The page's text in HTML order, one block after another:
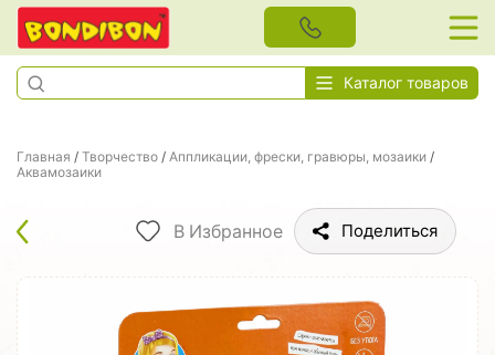
Каталог товаров
Главная / Творчество / Аппликации, фрески, гравюры, мозаики /
Аквамозаики
В Избранное Поделиться